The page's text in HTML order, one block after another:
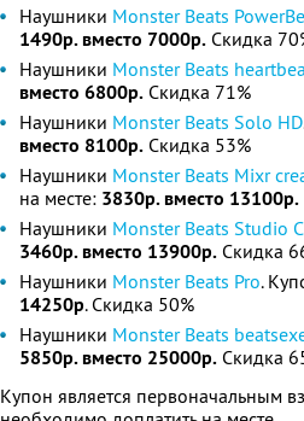
Наушники Monster Beats
1490р. вместо 7000р. Скидка
Наушники Monster Beats
вместо 6800р. Скидка 71%
Наушники Monster Beats Solo HD
вместо 8100р. Скидка 53%
Наушники Monster Beats Mixr
на месте: 3830р. вместо 13100р.
Наушники Monster Beats Studio
3460р. вместо 13900р. Скидка
Наушники Monster Beats Pro.
14250р. Скидка 50%
Наушники Monster Beats
5850р. вместо 25000р. Скидка
Купон является первоначальным